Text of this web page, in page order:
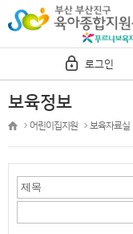
로그인
보육정보
어린이집지원 보육자료실